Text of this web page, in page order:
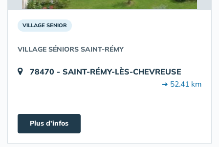
VILLAGE SENIOR
VILLAGE SÉNIORS SAINT-RÉMY
78470 - SAINT-RÉMY-LÈS-CHEVREUSE
➔ 52.41 km
Plus d'infos